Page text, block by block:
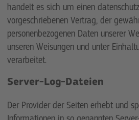
handelt es sich um einen
vorgeschriebenen Vertrag, der
personenbezogenen Daten unserer
unseren Weisungen und unter
verarbeitet.
Server-Log-Dateien
Der Provider der Seiten erhebt und